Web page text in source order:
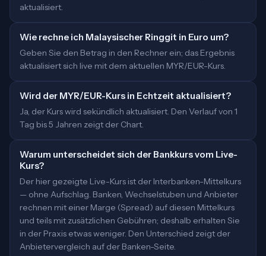
aktualisiert.
Wie rechne ich Malaysischer Ringgit in Euro um?
Geben Sie den Betrag in den Rechner ein; das Ergebnis
aktualisiert sich live mit dem aktuellen MYR/EUR-Kurs.
Wird der MYR/EUR-Kurs in Echtzeit aktualisiert?
Ja, der Kurs wird sekündlich aktualisiert. Den Verlauf von 1
Tag bis 5 Jahren zeigt der Chart.
Warum unterscheidet sich der Bankkurs vom Live-
Kurs?
Der hier gezeigte Live-Kurs ist der Interbanken-Mittelkurs
— ohne Aufschlag. Banken, Wechselstuben und Anbieter
rechnen mit einer Marge (Spread) auf diesen Mittelkurs
und teils mit zusätzlichen Gebühren; deshalb erhalten Sie
in der Praxis etwas weniger. Den Unterschied zeigt der
Anbietervergleich auf der Banken-Seite.